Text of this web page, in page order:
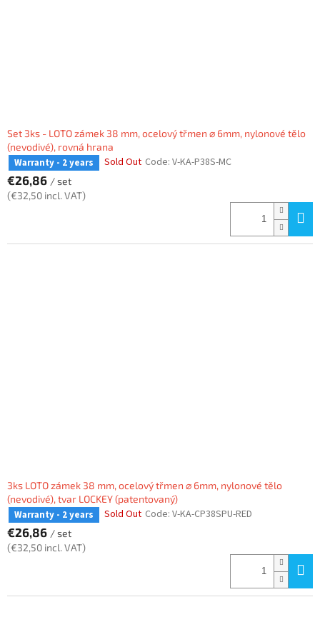
Set 3ks - LOTO zámek 38 mm, ocelový třmen ⌀ 6mm, nylonové tělo
(nevodivé), rovná hrana
Warranty - 2 years Sold Out Code: V-KA-P38S-MC
€26,86 / set
(€32,50 incl. VAT)
3ks LOTO zámek 38 mm, ocelový třmen ⌀ 6mm, nylonové tělo
(nevodivé), tvar LOCKEY (patentovaný)
Warranty - 2 years Sold Out Code: V-KA-CP38SPU-RED
€26,86 / set
(€32,50 incl. VAT)